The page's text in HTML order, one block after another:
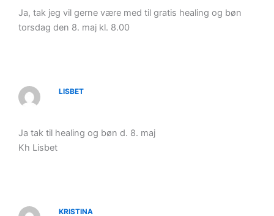
Ja, tak jeg vil gerne være med til gratis healing og bøn
torsdag den 8. maj kl. 8.00
LISBET
Ja tak til healing og bøn d. 8. maj
Kh Lisbet
KRISTINA